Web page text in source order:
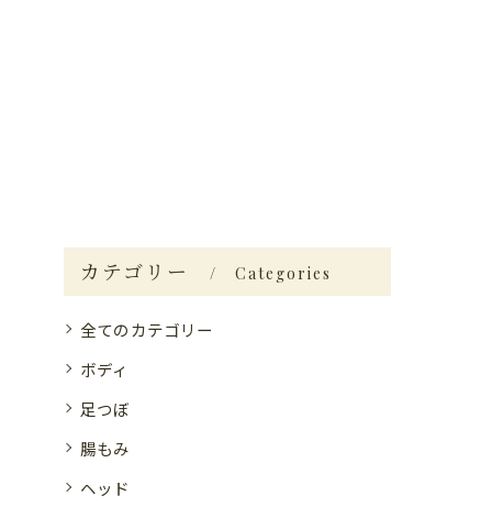
カテゴリー Categories
全てのカテゴリー
ボディ
足つぼ
腸もみ
ヘッド